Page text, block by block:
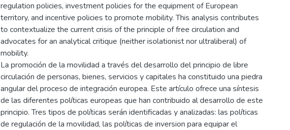
regulation policies, investment policies for the equipment of European
territory, and incentive policies to promote mobility. This analysis contributes
to contextualize the current crisis of the principle of free circulation and
advocates for an analytical critique (neither isolationist nor ultraliberal) of
mobility.
La promoción de la movilidad a través del desarrollo del principio de libre
circulación de personas, bienes, servicios y capitales ha constituido una piedra
angular del proceso de integración europea. Este artículo ofrece una síntesis
de las diferentes políticas europeas que han contribuido al desarrollo de este
principio. Tres tipos de políticas serán identificadas y analizadas: las políticas
de regulación de la movilidad, las políticas de inversion para equipar el